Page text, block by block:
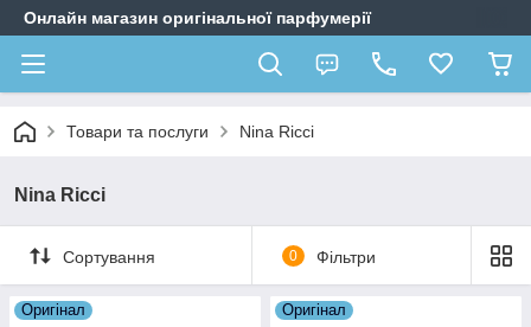
Онлайн магазин оригінальної парфумерії
Товари та послуги Nina Ricci
Nina Ricci
Сортування 0 Фільтри
Оригiнал Оригiнал